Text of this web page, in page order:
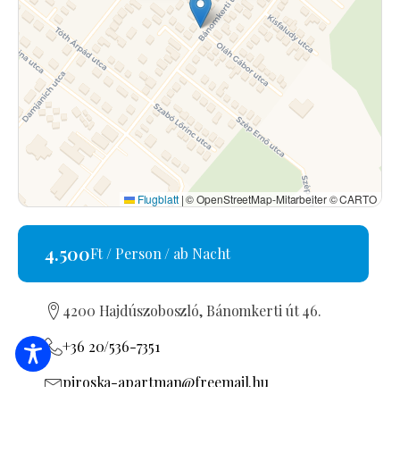
Flugblatt |© OpenStreetMap-Mitarbeiter © CARTO
4.500Ft / Person / ab Nacht
4200 Hajdúszoboszló, Bánomkerti út 46.
+36 20/536-7351
piroska-apartman@freemail.hu